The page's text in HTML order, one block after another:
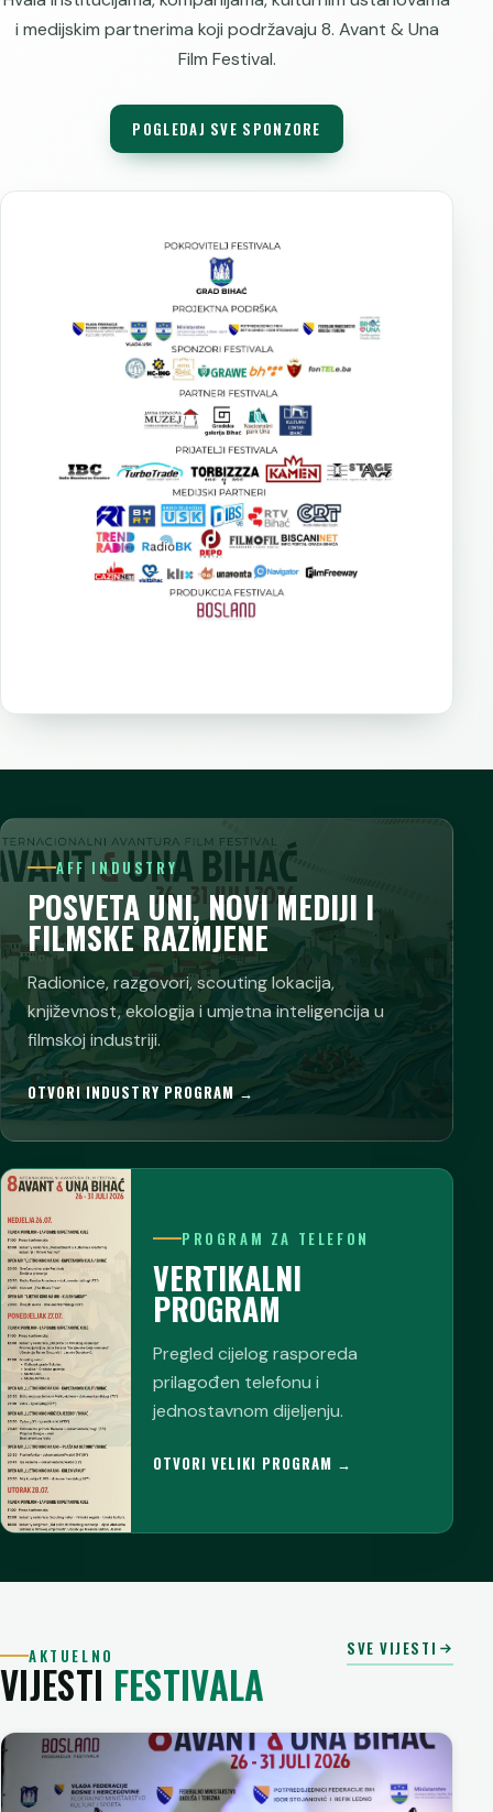
Žiri za
i medijskim partnerima koji podržavaju 8. Avant & Una
Film Festival.
POGLEDAJ SVE SPONZORE
AFF INDUSTRY
POSVETA UNI, NOVI MEDIJI I
FILMSKE RAZMJENE
Radionice, razgovori, scouting lokacija,
književnost, ekologija i umjetna inteligencija u
filmskoj industriji.
OTVORI INDUSTRY PROGRAM →
PROGRAM ZA TELEFON
VERTIKALNI
PROGRAM
Pregled cijelog rasporeda
prilagođen telefonu i
jednostavnom dijeljenju.
OTVORI VELIKI PROGRAM →
AKTUELNO
VIJESTI FESTIVALA
SVE VIJESTI